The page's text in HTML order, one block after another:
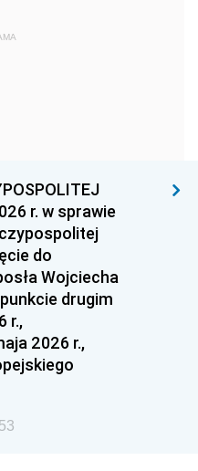
1952
1949
1937
r. w sprawie
do
Wojciecha
drugim
r.,
2026 r.,